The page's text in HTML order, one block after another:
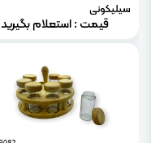
سیلیکونی
قیمت : استعلام بگیرید